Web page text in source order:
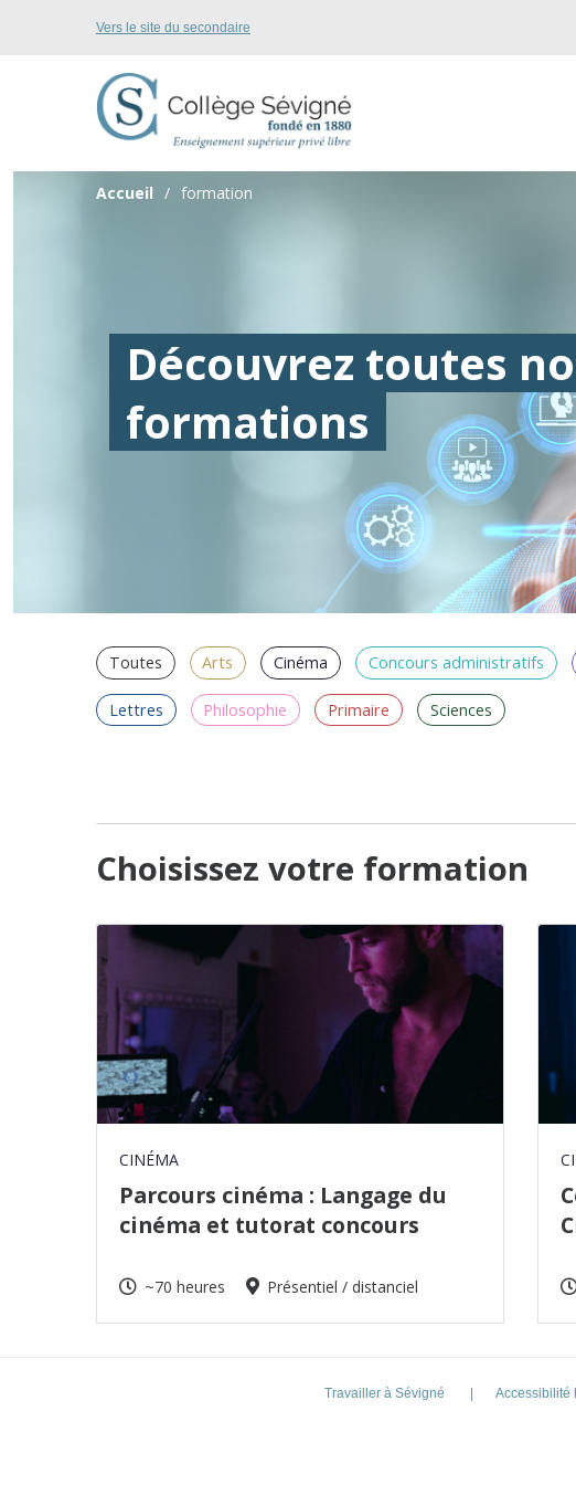
Vers le site du secondaire
Accueil formation
Découvrez toutes
formations
Toutes Arts Cinéma Concours administratifs
Lettres Philosophie Primaire Sciences
Choisissez votre formation
CINÉMA
Parcours cinéma : Langage du
cinéma et tutorat concours
~70 heures Présentiel / distanciel
Travailler à Sévigné Accessibilité